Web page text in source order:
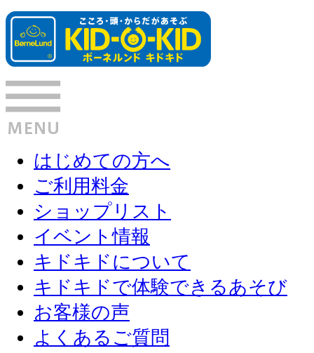
はじめての方へ
ご利用料金
ショップリスト
イベント情報
キドキドについて
キドキドで体験できるあそび
お客様の声
よくあるご質問